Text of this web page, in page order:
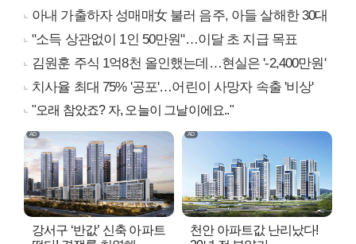
아내 가출하자 성매매女 불러 음주, 아들 살해한 30대
"소득 상관없이 1인 50만원"…이달 초 지급 목표
김원훈 주식 1억8천 올인했는데…현실은 '-2,400만원'
치사율 최대 75% '공포'…어린이 사망자 속출 '비상'
"오래 참았죠? 자, 오늘이 그날이에요.."
강서구 ‘반값’ 신축 아파트
천안 아파트값 난리났다!